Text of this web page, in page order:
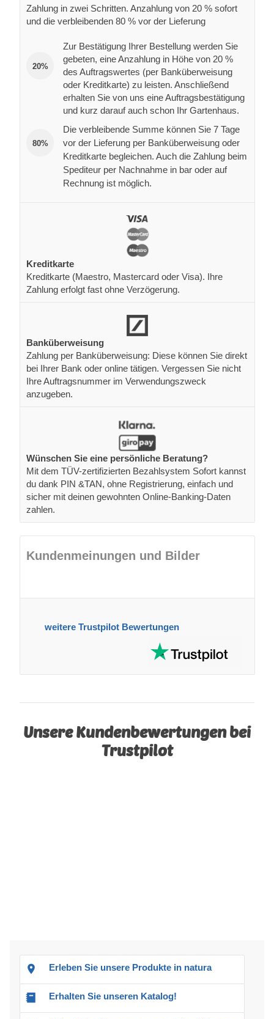
Zahlung in zwei Schritten. Anzahlung von 20 % sofort
und die verbleibenden 80 % vor der Lieferung
20%
Zur Bestätigung Ihrer Bestellung werden Sie
gebeten, eine Anzahlung in Höhe von 20 %
des Auftragswertes (per Banküberweisung
oder Kreditkarte) zu leisten. Anschließend
erhalten Sie von uns eine Auftragsbestätigung
und kurz darauf auch schon Ihr Gartenhaus.
80%
Die verbleibende Summe können Sie 7 Tage
vor der Lieferung per Banküberweisung oder
Kreditkarte begleichen. Auch die Zahlung beim
Spediteur per Nachnahme in bar oder auf
Rechnung ist möglich.
Kreditkarte
Kreditkarte (Maestro, Mastercard oder Visa). Ihre
Zahlung erfolgt fast ohne Verzögerung.
Banküberweisung
Zahlung per Banküberweisung: Diese können Sie direkt
bei Ihrer Bank oder online tätigen. Vergessen Sie nicht
Ihre Auftragsnummer im Verwendungszweck
anzugeben.
Wünschen Sie eine persönliche Beratung?
Mit dem TÜV-zertifizierten Bezahlsystem Sofort kannst
du dank PIN &TAN, ohne Registrierung, einfach und
sicher mit deinen gewohnten Online-Banking-Daten
zahlen.
Kundenmeinungen und Bilder
weitere Trustpilot Bewertungen
Unsere Kundenbewertungen bei
Trustpilot
Erleben Sie unsere Produkte in natura
Erhalten Sie unseren Katalog!